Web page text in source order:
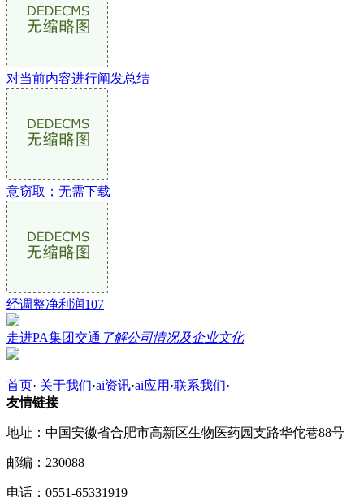
对当前内容进行阐发总结
意窃取；无需下载
经调整净利润107
走进PA集团交通 了解公司情况及企业文化
首页· 关于我们·ai资讯·ai应用 ·联系我们·
友情链接
地址：中国安徽省合肥市高新区生物医药园支路华佗巷88号
邮编：230088
电话：0551-65331919